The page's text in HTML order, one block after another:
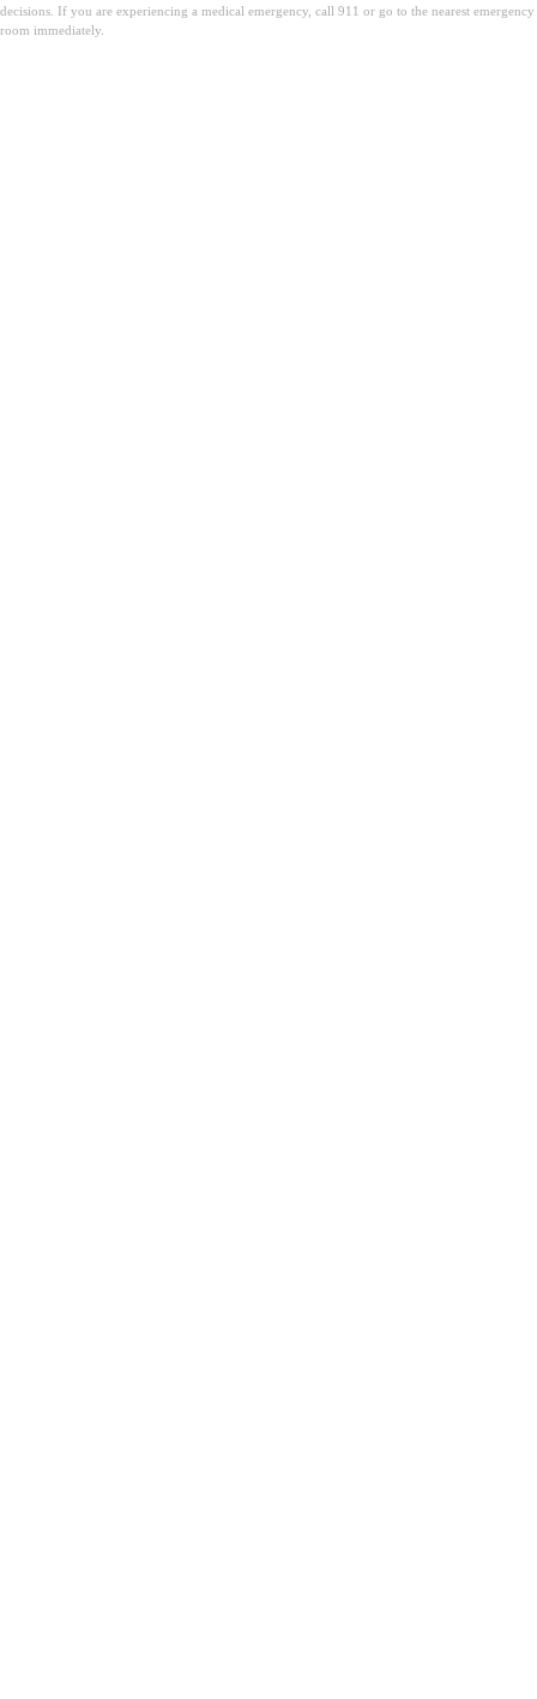
decisions. If you are experiencing a medical emergency, call 911 or go to the nearest emergency
room immediately.